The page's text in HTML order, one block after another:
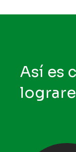
Así es